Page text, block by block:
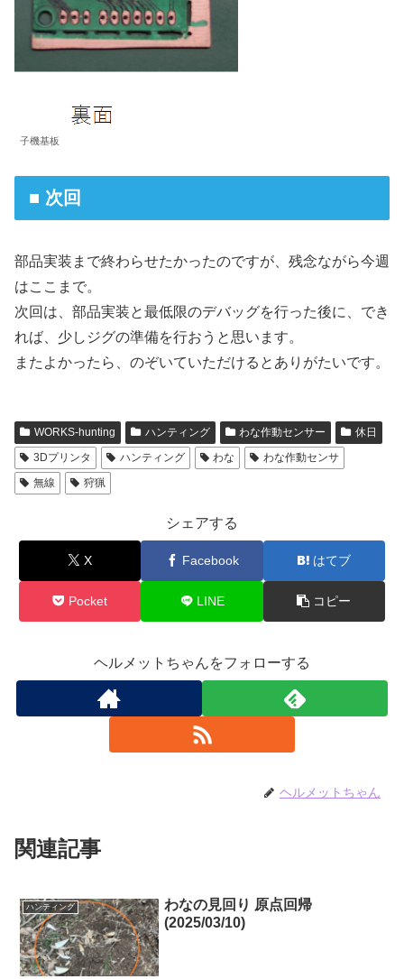
子機基板
■ 次回
部品実装まで終わらせたかったのですが、残念ながら今週
はここまで。
次回は、部品実装と最低限のデバッグを行った後に、でき
れば、少しジグの準備を行おうと思います。
またよかったら、のぞいていただけるとありがたいです。
WORKS-hunting ハンティング わな作動センサー
休日
3Dプリンタ
ハンティング わな
わな作動センサ
無線
狩猟
シェアする
X Facebook はてブ
Pocket LINE コピー
ヘルメットちゃんをフォローする
ヘルメットちゃん
関連記事
ハンティング
わなの見回り 原点回帰
(2025/03/10)